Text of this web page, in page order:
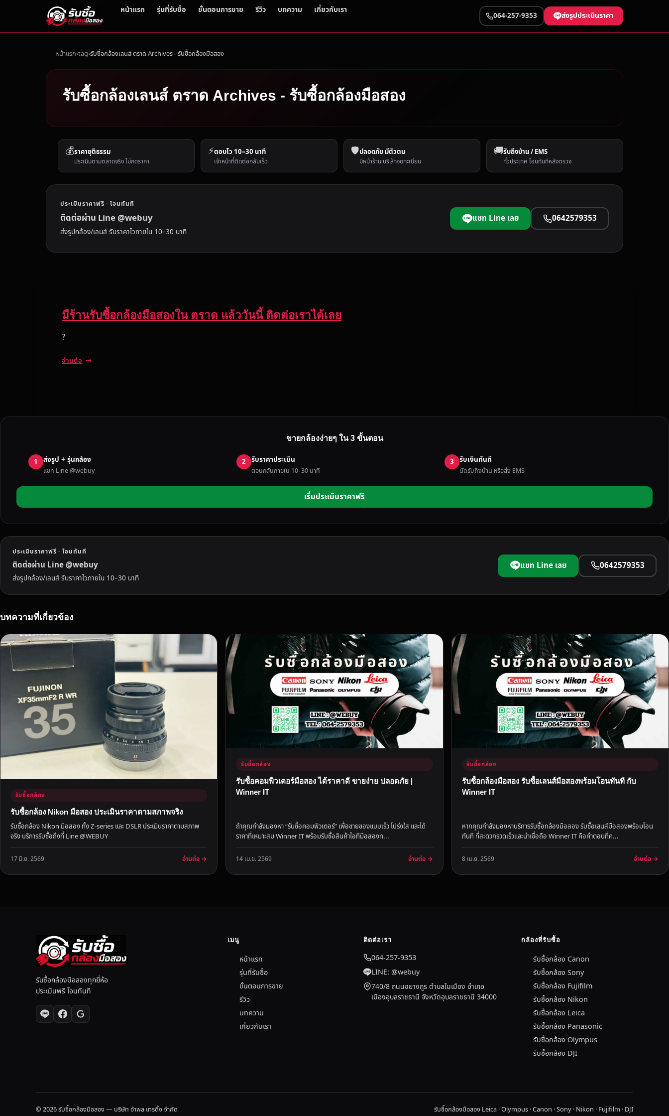
หน้าแรก รุ่นที่รับซื้อ ขั้นตอนการขาย รีวิว บทความ เกี่ยวกับเรา
064-257-9353 ส่งรูปประเมินราคา
หน้าแรก tag รับซื้อกล้องเลนส์ ตราด Archives - รับซื้อกล้องมือสอง
รับซื้อกล้องเลนส์ ตราด Archives - รับซื้อกล้องมือสอง
💰ราคายุติธรรม
ประเมินตามตลาดจริง ไม่กดราคา
⚡ตอบไว 10–30 นาที
เจ้าหน้าที่ติดต่อกลับเร็ว
🛡️ปลอดภัย มีตัวตน
มีหน้าร้าน บริษัทจดทะเบียน
🚚รับถึงบ้าน / EMS
ทั่วประเทศ โอนทันทีหลังตรวจ
ประเมินราคาฟรี · โอนทันที
ติดต่อผ่าน Line @webuy
ส่งรูปกล้อง/เลนส์ รับราคาไวภายใน 10–30 นาที
แชท Line เลย 0642579353
มีร้านรับซื้อกล้องมือสองใน ตราด แล้ววันนี้ ติดต่อเราได้เลย
?
อ่านต่อ มี
บ
ล้
อ
ง
อ
ใ
น
ต
ล้
ว
ร
ด้
ย
ขายกล้องง่ายๆ ใน 3 ขั้นตอน
1 ส่งรูป + รุ่นกล้อง
แชท Line @webuy
2 รับราคาประเมิน
ตอบกลับภายใน 10–30 นาที
3 รับเงินทันที
นัดรับถึงบ้าน หรือส่ง EMS
เริ่มประเมินราคาฟรี
ประเมินราคาฟรี · โอนทันที
ติดต่อผ่าน Line @webuy
ส่งรูปกล้อง/เลนส์ รับราคาไวภายใน 10–30 นาที
แชท Line เลย 0642579353
บทความที่เกี่ยวข้อง
รับซื้อกล้อง
รับซื้อกล้อง Nikon มือสอง ประเมินราคาตามสภาพจริง
รับซื้อกล้อง Nikon มือสอง ทั้ง Z-series และ DSLR ประเมินราคาตามสภาพ
จริง บริการรับซื้อถึงที่ Line @WEBUY
17 มิ.ย. 2569 อ่านต่อ →
รับซื้อกล้อง
รับซื้อคอมพิวเตอร์มือสอง ได้ราคาดี ขายง่าย ปลอดภัย |
Winner IT
ถ้าคุณกำลังมองหา “รับซื้อคอมพิวเตอร์” เพื่อขายของแบบเร็ว โปร่งใส และได้
ราคาที่เหมาะสม Winner IT พร้อมรับซื้อสินค้าไอทีมือสองท...
14 เม.ย. 2569 อ่านต่อ →
รับซื้อกล้อง
รับซื้อกล้องมือสอง รับซื้อเลนส์มือสองพร้อมโอนทันที กับ
Winner IT
หากคุณกำลังมองหาบริการรับซื้อกล้องมือสอง รับซื้อเลนส์มือสองพร้อมโอน
ทันที ที่สะดวกรวดเร็วและน่าเชื่อถือ Winner IT คือคำตอบที่ค...
8 เม.ย. 2569 อ่านต่อ →
รับซื้อกล้องมือสองทุกยี่ห้อ
ประเมินฟรี โอนทันที
เมนู
หน้าแรก
รุ่นที่รับซื้อ
ขั้นตอนการขาย
รีวิว
บทความ
เกี่ยวกับเรา
ติดต่อเรา
064-257-9353
LINE: @webuy
740/8 ถนนชยางกูร ตำบลในเมือง อำเภอ
เมืองอุบลราชธานี จังหวัดอุบลราชธานี 34000
กล้องที่รับซื้อ
รับซื้อกล้อง Canon
รับซื้อกล้อง Sony
รับซื้อกล้อง Fujifilm
รับซื้อกล้อง Nikon
รับซื้อกล้อง Leica
รับซื้อกล้อง Panasonic
รับซื้อกล้อง Olympus
รับซื้อกล้อง DJI
© 2026 รับซื้อกล้องมือสอง — บริษัท อำพล เทรดิ้ง จำกัด รับซื้อกล้องมือสอง Leica · Olympus · Canon · Sony · Nikon · Fujifilm · DJI